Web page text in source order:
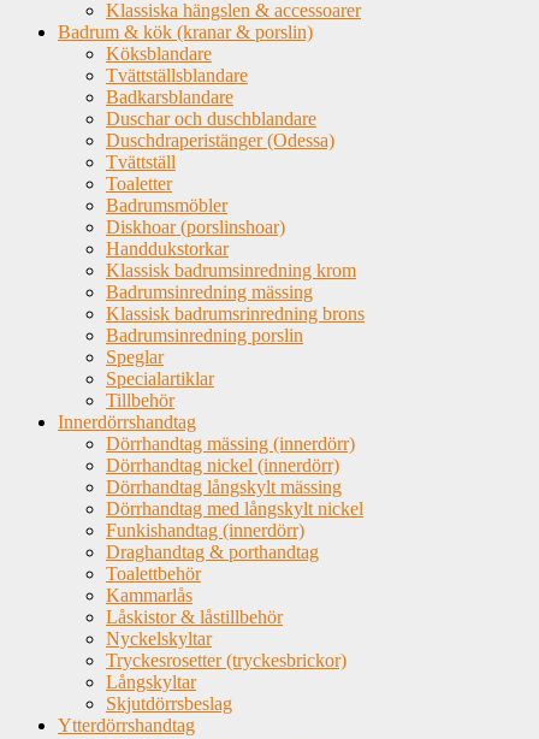
Klassiska hängslen & accessoarer
Badrum & kök (kranar & porslin)
Köksblandare
Tvättställsblandare
Badkarsblandare
Duschar och duschblandare
Duschdraperistänger (Odessa)
Tvättställ
Toaletter
Badrumsmöbler
Diskhoar (porslinshoar)
Handdukstorkar
Klassisk badrumsinredning krom
Badrumsinredning mässing
Klassisk badrumsrinredning brons
Badrumsinredning porslin
Speglar
Specialartiklar
Tillbehör
Innerdörrshandtag
Dörrhandtag mässing (innerdörr)
Dörrhandtag nickel (innerdörr)
Dörrhandtag långskylt mässing
Dörrhandtag med långskylt nickel
Funkishandtag (innerdörr)
Draghandtag & porthandtag
Toalettbehör
Kammarlås
Låskistor & låstillbehör
Nyckelskyltar
Tryckesrosetter (tryckesbrickor)
Långskyltar
Skjutdörrsbeslag
Ytterdörrshandtag